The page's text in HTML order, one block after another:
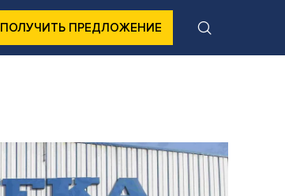
ПОЛУЧИТЬ ПРЕДЛОЖЕНИЕ